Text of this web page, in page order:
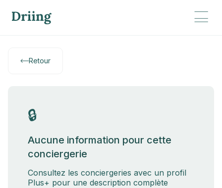
Retour
🔒
Aucune information pour cette
conciergerie
Consultez les conciergeries avec un profil
Plus+ pour une description complète